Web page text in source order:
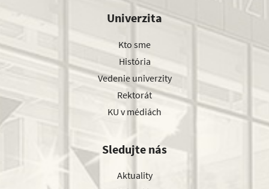
Univerzita
Kto sme
História
Vedenie univerzity
Rektorát
KU v médiách
Sledujte nás
Aktuality